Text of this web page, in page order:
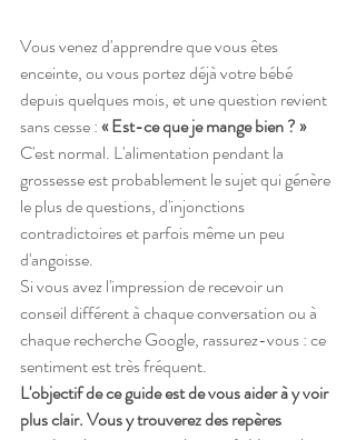
Vous venez d'apprendre que vous êtes
enceinte, ou vous portez déjà votre bébé
depuis quelques mois, et une question revient
sans cesse : « Est-ce que je mange bien ? »
C'est normal. L'alimentation pendant la
grossesse est probablement le sujet qui génère
le plus de questions, d'injonctions
contradictoires et parfois même un peu
d'angoisse.
Si vous avez l'impression de recevoir un
conseil différent à chaque conversation ou à
chaque recherche Google, rassurez-vous : ce
sentiment est très fréquent.
L'objectif de ce guide est de vous aider à y voir
plus clair. Vous y trouverez des repères